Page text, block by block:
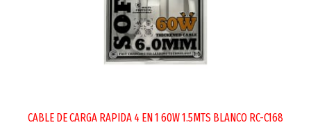
CABLE DE CARGA RAPIDA 4 EN 1 60W 1.5MTS BLANCO RC-C168